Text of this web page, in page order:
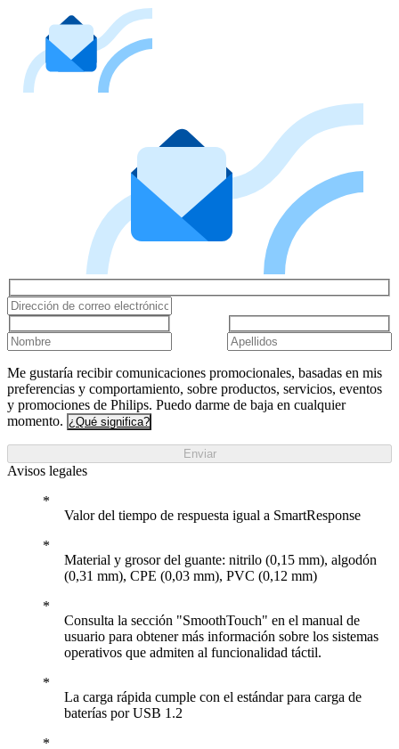
Me gustaría recibir comunicaciones promocionales, basadas en mis
preferencias y comportamiento, sobre productos, servicios, eventos
y promociones de Philips. Puedo darme de baja en cualquier
momento. ¿Qué significa?
Enviar
Avisos legales
Valor del tiempo de respuesta igual a SmartResponse
Material y grosor del guante: nitrilo (0,15 mm), algodón
(0,31 mm), CPE (0,03 mm), PVC (0,12 mm)
Consulta la sección "SmoothTouch" en el manual de
usuario para obtener más información sobre los sistemas
operativos que admiten al funcionalidad táctil.
La carga rápida cumple con el estándar para carga de
baterías por USB 1.2